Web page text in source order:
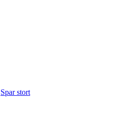
Spar stort